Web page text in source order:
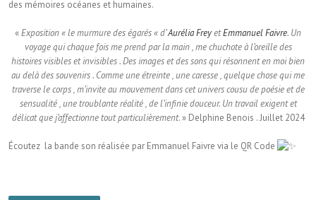
des mémoires océanes et humaines.
«Exposition « le murmure des égarés « d’Aurélia FreyetEmmanuel Faivre. Un
voyage qui chaque fois me prend par la main , me chuchote à l’oreille des
histoires visibles et invisibles . Des images et des sons qui résonnent en moi bien
au delà des souvenirs . Comme une étreinte , une caresse , quelque chose qui me
traverse le corps , m’invite au mouvement dans cet univers cousu de poésie et de
sensualité , une troublante réalité , de l’infinie douceur. Un travail exigent et
délicat que j’affectionne tout particulièrement. » Delphine Benois . Juillet 2024
Écoutez la bande son réalisée par Emmanuel Faivre via le QR Code